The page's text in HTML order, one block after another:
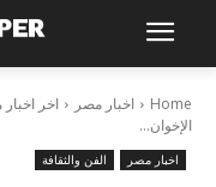
Home اخبار مصر
اخر
الإخوان...
اخبار مصر الفن والثقافة